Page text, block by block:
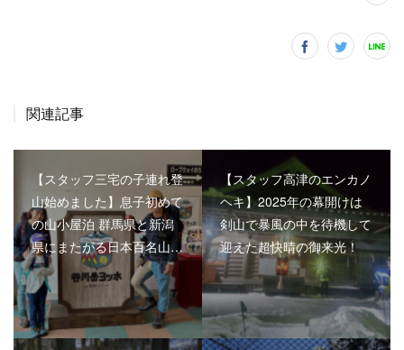
関連記事
【スタッフ三宅の子連れ登
山始めました】息子初めて
の山小屋泊 群馬県と新潟
県にまたがる日本百名山…
【スタッフ高津のエンカノ
ヘキ】2025年の幕開けは
剣山で暴風の中を待機して
迎えた超快晴の御来光！